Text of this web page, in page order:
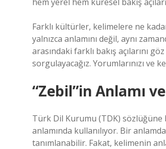
Farklı kültürler, kelimelere ne
yalnızca anlamını değil, aynı
arasındaki farklı bakış açılarını
sorgulayacağız. Yorumlarınızı ve
“Zebil”in Anlamı
Türk Dil Kurumu (TDK) sözlüğüne
anlamında kullanılıyor. Bir
tanımlanabilir. Fakat, kelimenin